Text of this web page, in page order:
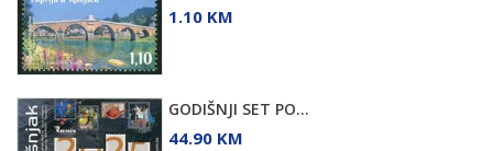
1.10 KM
GODIŠNJI SET PO...
44.90 KM